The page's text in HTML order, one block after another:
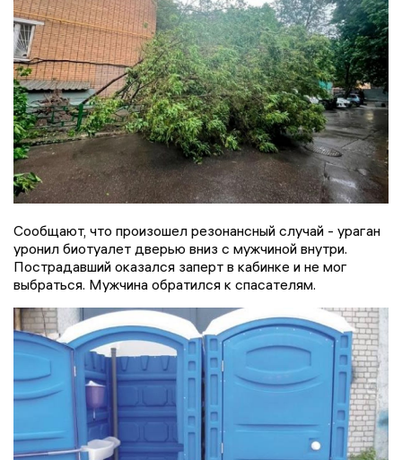
Сообщают, что произошел резонансный случай - ураган
уронил биотуалет дверью вниз с мужчиной внутри.
Пострадавший оказался заперт в кабинке и не мог
выбраться. Мужчина обратился к спасателям.